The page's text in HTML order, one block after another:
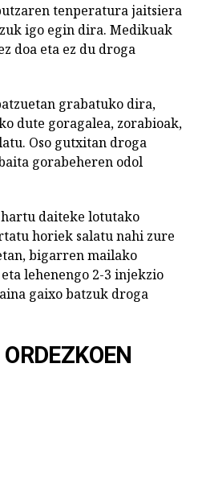
tenperatura jaitsiera
igo egin dira. Medikuak
doa eta ez du droga
grabatuko dira,
dute goragalea, zorabioak,
Oso gutxitan droga
gorabeheren odol
daiteke lotutako
horiek salatu nahi zure
bigarren mailako
lehenengo 2-3 injekzio
gaixo batzuk droga